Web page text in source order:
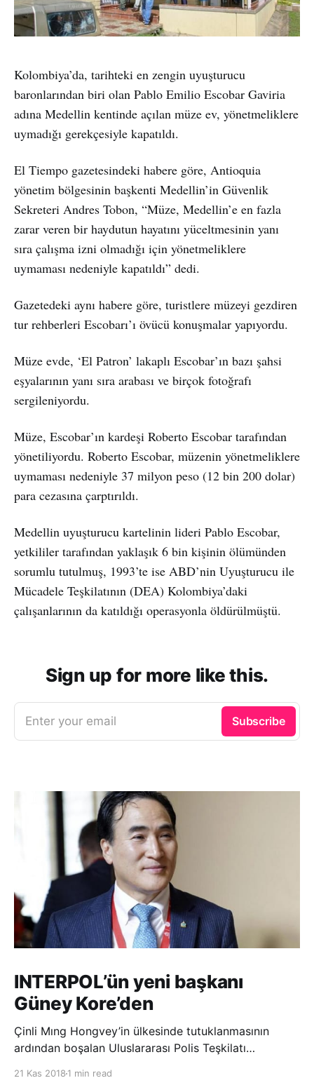
Kolombiya’da, tarihteki en zengin uyuşturucu
baronlarından biri olan Pablo Emilio Escobar Gaviria
adına Medellin kentinde açılan müze ev, yönetmeliklere
uymadığı gerekçesiyle kapatıldı.
El Tiempo gazetesindeki habere göre, Antioquia
yönetim bölgesinin başkenti Medellin’in Güvenlik
Sekreteri Andres Tobon, “Müze, Medellin’e en fazla
zarar veren bir haydutun hayatını yüceltmesinin yanı
sıra çalışma izni olmadığı için yönetmeliklere
uymaması nedeniyle kapatıldı” dedi.
Gazetedeki aynı habere göre, turistlere müzeyi gezdiren
tur rehberleri Escobarı’ı övücü konuşmalar yapıyordu.
Müze evde, ‘El Patron’ lakaplı Escobar’ın bazı şahsi
eşyalarının yanı sıra arabası ve birçok fotoğrafı
sergileniyordu.
Müze, Escobar’ın kardeşi Roberto Escobar tarafından
yönetiliyordu. Roberto Escobar, müzenin yönetmeliklere
uymaması nedeniyle 37 milyon peso (12 bin 200 dolar)
para cezasına çarptırıldı.
Medellin uyuşturucu kartelinin lideri Pablo Escobar,
yetkililer tarafından yaklaşık 6 bin kişinin ölümünden
sorumlu tutulmuş, 1993’te ise ABD’nin Uyuşturucu ile
Mücadele Teşkilatının (DEA) Kolombiya’daki
çalışanlarının da katıldığı operasyonla öldürülmüştü.
Sign up for more like this.
Enter your email Subscribe
INTERPOL’ün yeni başkanı
Güney Kore’den
Çinli Mıng Hongvey’in ülkesinde tutuklanmasının
ardından boşalan Uluslararası Polis Teşkilatı
21 Kas 2018 1 min read